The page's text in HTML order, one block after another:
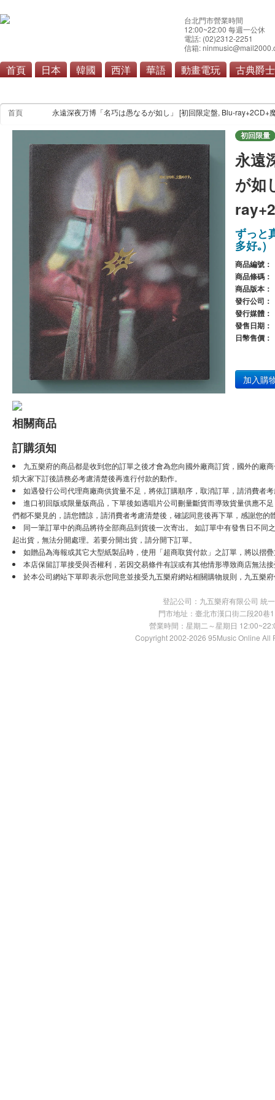
台北門市營業時間
12:00~22:00 每週一公休
電話: (02)2312-2251
信箱:
首頁 日本 韓國 西洋 華語 動畫電玩 古典爵士
首頁 永遠深夜万博「名巧は愚なるが如し」 [初回限定盤, Blu-ray+2CD+
初回限量
永遠
が如
ずっと
多好｡)
商品編號：
商品條碼：
商品版本：
發行公司：
發行媒體：
發售日期：
日幣售價：
加入購
相關商品
訂購須知
九五樂府的商品都是收到您的訂單之後才會為您向國外廠商訂貨，國外的廠
煩大家下訂後請務必考慮清楚後再進行付款的動作。
如遇發行公司代理商廠商供貨量不足，將依訂購順序，取消訂單，請消費者
進口初回版或限量版商品，下單後如遇唱片公司刪量斷貨而導致貨量供應不
們都不樂見的，請您體諒，請消費者考慮清楚後，確認同意後再下單，感謝您的
同一筆訂單中的商品將待全部商品到貨後一次寄出。 如訂單中有發售日不同
起出貨，無法分開處理。若要分開出貨，請分開下訂單。
如贈品為海報或其它大型紙製品時，使用「超商取貨付款」之訂單，將以摺
本店保留訂單接受與否權利，若因交易條件有誤或有其他情形導致商店無法
於本公司網站下單即表示您同意並接受九五樂府網站相關購物規則，九五樂
登記公司：九五樂府有限公司 統
門市地址：臺北市漢口街二段20
營業時間：星期二～星期日
Copyright 2002-2026 95Music Online All